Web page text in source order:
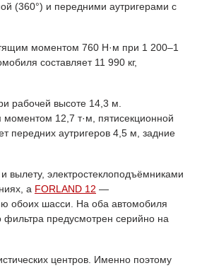
(360°) и передними аутригерами с
моментом 760 Н·м при 1 200–1
составляет 11 990 кг,
рабочей высоте 14,3 м.
12,7 т·м, пятисекционной
передних аутригеров 4,5 м, задние
электростеклоподъёмниками
а FORLAND 12 —
обоих шасси. На оба автомобиля
фильтра предусмотрен серийно на
центров. Именно поэтому